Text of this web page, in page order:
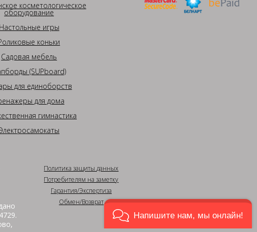
косметологическое
оборудование
Настольные игры
коньки
Садовая мебель
(SUPboard)
для единоборств
для дома
гимнастика
Политика защиты данных
Потребителям на заметку
Гарантия/Экспертиза
Обмен/Возврат
Напишите нам, мы онлайн!